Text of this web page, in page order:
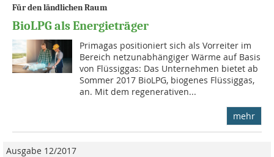
Für den ländlichen Raum
BioLPG als Energieträger
Primagas positioniert sich als Vorreiter im
Bereich netzunabhängiger Wärme auf Basis
von Flüssiggas: Das Unternehmen bietet ab
Sommer 2017 BioLPG, biogenes Flüssiggas,
an. Mit dem regenerativen...
mehr
Ausgabe 12/2017